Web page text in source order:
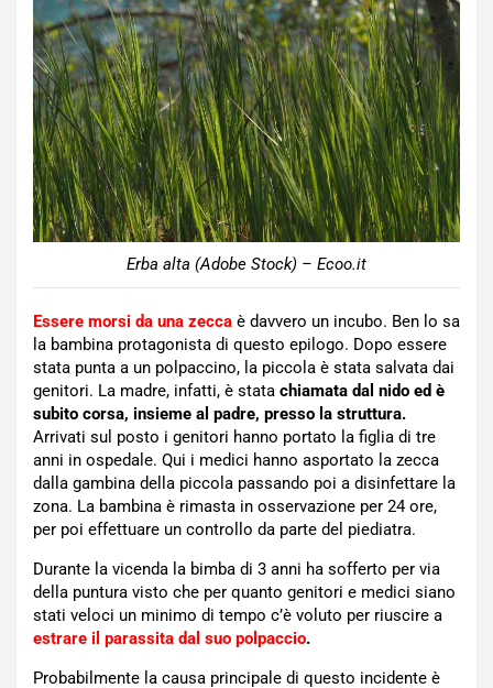
Erba alta (Adobe Stock) – Ecoo.it
Essere morsi da una zecca è davvero un incubo. Ben lo sa
la bambina protagonista di questo epilogo. Dopo essere
stata punta a un polpaccino, la piccola è stata salvata dai
genitori. La madre, infatti, è stata chiamata dal nido ed è
subito corsa, insieme al padre, presso la struttura.
Arrivati sul posto i genitori hanno portato la figlia di tre
anni in ospedale. Qui i medici hanno asportato la zecca
dalla gambina della piccola passando poi a disinfettare la
zona. La bambina è rimasta in osservazione per 24 ore,
per poi effettuare un controllo da parte del piediatra.
Durante la vicenda la bimba di 3 anni ha sofferto per via
della puntura visto che per quanto genitori e medici siano
stati veloci un minimo di tempo c’è voluto per riuscire a
estrare il parassita dal suo polpaccio.
Probabilmente la causa principale di questo incidente è